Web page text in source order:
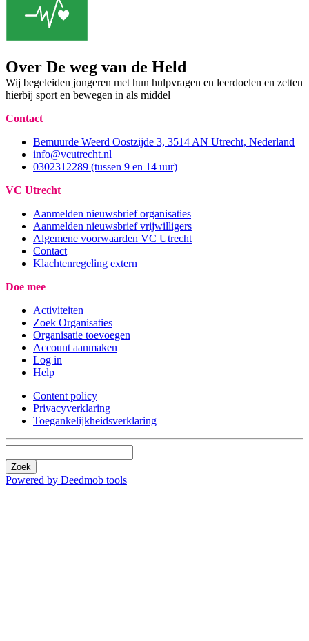
Over De weg van de Held
Wij begeleiden jongeren met hun hulpvragen en leerdoelen en zetten
hierbij sport en bewegen in als middel
Contact
Bemuurde Weerd Oostzijde 3, 3514 AN Utrecht, Nederland
info@vcutrecht.nl
0302312289 (tussen 9 en 14 uur)
VC Utrecht
Aanmelden nieuwsbrief organisaties
Aanmelden nieuwsbrief vrijwilligers
Algemene voorwaarden VC Utrecht
Contact
Klachtenregeling extern
Doe mee
Activiteiten
Zoek Organisaties
Organisatie toevoegen
Account aanmaken
Log in
Help
Content policy
Privacyverklaring
Toegankelijkheidsverklaring
Zoek
Powered by Deedmob tools